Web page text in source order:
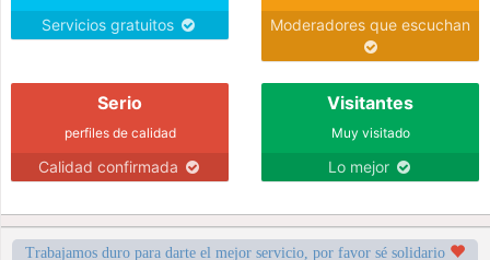
Servicios gratuitos Moderadores que escuchan
Serio
perfiles de calidad
Calidad confirmada
Visitantes
Muy visitado
Lo mejor
Trabajamos duro para darte el mejor servicio, por favor sé solidario